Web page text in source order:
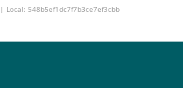
Local: 548b5ef1dc7f7b3ce7ef3cbb